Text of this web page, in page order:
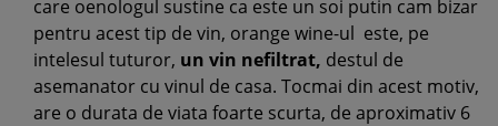
care oenologul sustine ca este un soi putin cam bizar
pentru acest tip de vin, orange wine-ul este, pe
intelesul tuturor, un vin nefiltrat, destul de
asemanator cu vinul de casa. Tocmai din acest motiv,
are o durata de viata foarte scurta, de aproximativ 6